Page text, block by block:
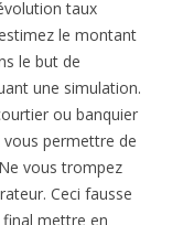
taux
le montant
le but de
une simulation.
ou banquier
permettre de
vous trompez
Ceci fausse
mettre en